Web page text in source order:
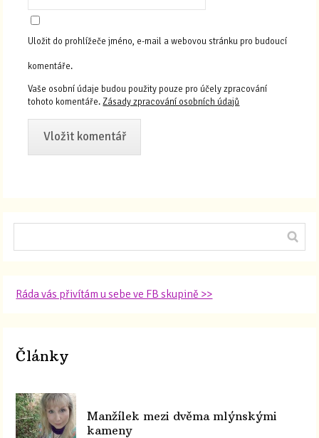
Uložit do prohlížeče jméno, e-mail a webovou stránku pro budoucí
komentáře.
Vaše osobní údaje budou použity pouze pro účely zpracování
tohoto komentáře. Zásady zpracování osobních údajů
Ráda vás přivítám u sebe ve FB skupině >>
Články
Manžílek mezi dvěma mlýnskými
kameny